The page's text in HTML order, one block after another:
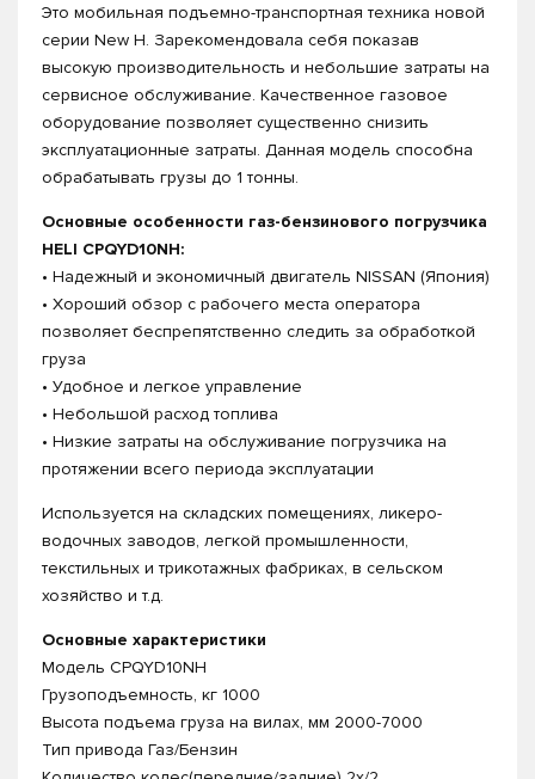
Это мобильная подъемно-транспортная техника новой
серии New H. Зарекомендовала себя показав
высокую производительность и небольшие затраты на
сервисное обслуживание. Качественное газовое
оборудование позволяет существенно снизить
эксплуатационные затраты. Данная модель способна
обрабатывать грузы до 1 тонны.
Основные особенности газ-бензинового погрузчика
HELI CPQYD10NH:
• Надежный и экономичный двигатель NISSAN (Япония)
• Хороший обзор с рабочего места оператора
позволяет беспрепятственно следить за обработкой
груза
• Удобное и легкое управление
• Небольшой расход топлива
• Низкие затраты на обслуживание погрузчика на
протяжении всего периода эксплуатации
Используется на складских помещениях, ликеро-
водочных заводов, легкой промышленности,
текстильных и трикотажных фабриках, в сельском
хозяйство и т.д.
Основные характеристики
Модель CPQYD10NH
Грузоподъемность, кг 1000
Высота подъема груза на вилах, мм 2000-7000
Тип привода Газ/Бензин